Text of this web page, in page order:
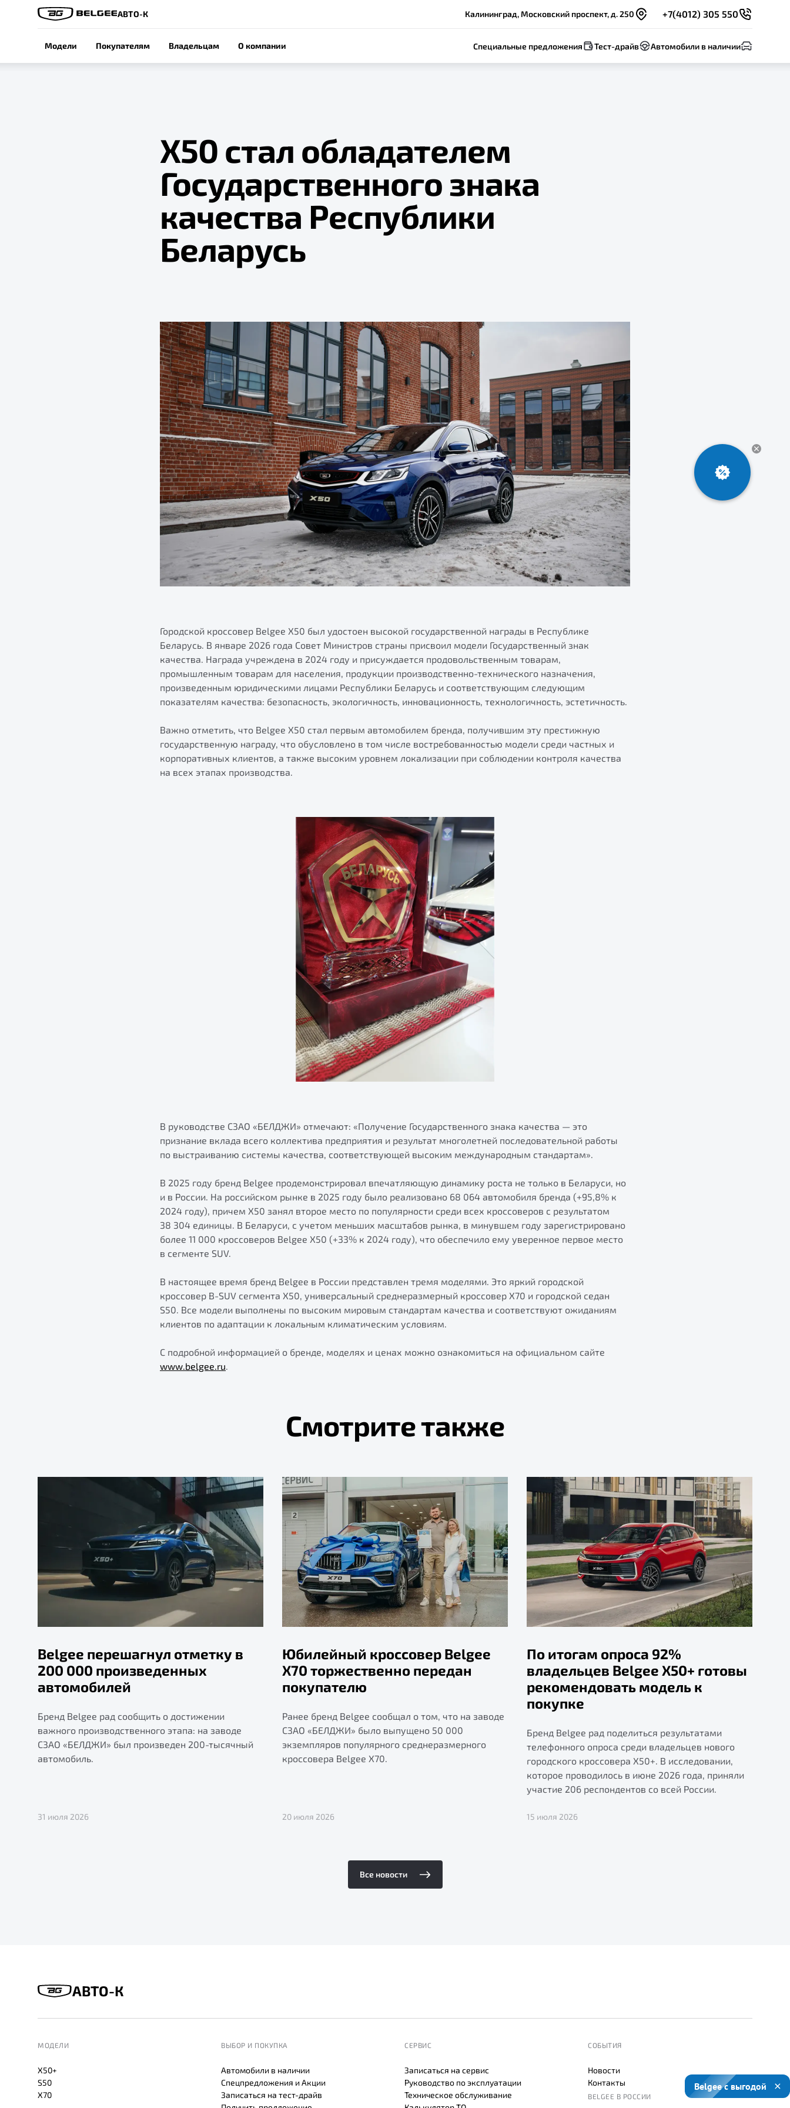
АВТО-К Калининград, Московский проспект, д. 250 +7(4012) 305 550
Модели Покупателям Владельцам О компании Специальные предложения Тест-драйв Автомобили в наличии
Х50 стал обладателем
Государственного знака
качества Республики
Беларусь
Городской кроссовер Belgee Х50 был удостоен высокой государственной награды в Республике
Беларусь. В январе 2026 года Совет Министров страны присвоил модели Государственный знак
качества. Награда учреждена в 2024 году и присуждается продовольственным товарам,
промышленным товарам для населения, продукции производственно-технического назначения,
произведенным юридическими лицами Республики Беларусь и соответствующим следующим
показателям качества: безопасность, экологичность, инновационность, технологичность, эстетичность.
Важно отметить, что Belgee X50 стал первым автомобилем бренда, получившим эту престижную
государственную награду, что обусловлено в том числе востребованностью модели среди частных и
корпоративных клиентов, а также высоким уровнем локализации при соблюдении контроля качества
на всех этапах производства.
В руководстве СЗАО «БЕЛДЖИ» отмечают: «Получение Государственного знака качества — это
признание вклада всего коллектива предприятия и результат многолетней последовательной работы
по выстраиванию системы качества, соответствующей высоким международным стандартам».
В 2025 году бренд Belgee продемонстрировал впечатляющую динамику роста не только в Беларуси, но
и в России. На российском рынке в 2025 году было реализовано 68 064 автомобиля бренда (+95,8% к
2024 году), причем X50 занял второе место по популярности среди всех кроссоверов с результатом
38 304 единицы. В Беларуси, с учетом меньших масштабов рынка, в минувшем году зарегистрировано
более 11 000 кроссоверов Belgee X50 (+33% к 2024 году), что обеспечило ему уверенное первое место
в сегменте SUV.
В настоящее время бренд Belgee в России представлен тремя моделями. Это яркий городской
кроссовер B-SUV сегмента X50, универсальный среднеразмерный кроссовер X70 и городской седан
S50. Все модели выполнены по высоким мировым стандартам качества и соответствуют ожиданиям
клиентов по адаптации к локальным климатическим условиям.
С подробной информацией о бренде, моделях и ценах можно ознакомиться на официальном сайте
www.belgee.ru
Смотрите также
Belgee перешагнул отметку в
200 000 произведенных
автомобилей
Бренд Belgee рад сообщить о достижении
важного производственного этапа: на заводе
СЗАО «БЕЛДЖИ» был произведен 200-тысячный
автомобиль.
31 июля 2026
Юбилейный кроссовер Belgee
X70 торжественно передан
покупателю
Ранее бренд Belgee сообщал о том, что на заводе
СЗАО «БЕЛДЖИ» было выпущено 50 000
экземпляров популярного среднеразмерного
кроссовера Belgee X70.
20 июля 2026
По итогам опроса 92%
владельцев Belgee X50+ готовы
рекомендовать модель к
покупке
Бренд Belgee рад поделиться результатами
телефонного опроса среди владельцев нового
городского кроссовера X50+. В исследовании,
которое проводилось в июне 2026 года, приняли
участие 206 респондентов со всей России.
15 июля 2026
Все новости
АВТО-К
МОДЕЛИ
X50+
S50
X70
ВЫБОР И ПОКУПКА
Автомобили в наличии
Спецпредложения и Акции
Записаться на тест-драйв
СЕРВИС
Записаться на сервис
Руководство по эксплуатации
Техническое обслуживание
СОБЫТИЯ
Новости
Контакты
BELGEE В РОССИИ
Belgee с выгодой